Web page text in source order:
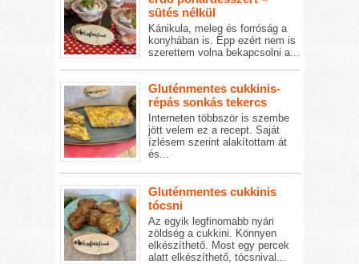
sütés nélkül
Kánikula, meleg és forróság a
konyhában is. Épp ezért nem is
szerettem volna bekapcsolni a...
Gluténmentes cukkinis-
répás sonkás tekercs
Interneten többször is szembe
jött velem ez a recept. Saját
ízlésem szerint alakítottam át
és...
Gluténmentes cukkinis
tócsni
Az egyik legfinomabb nyári
zöldség a cukkini. Könnyen
elkészíthető. Most egy percek
alatt elkészíthető, tócsnival...